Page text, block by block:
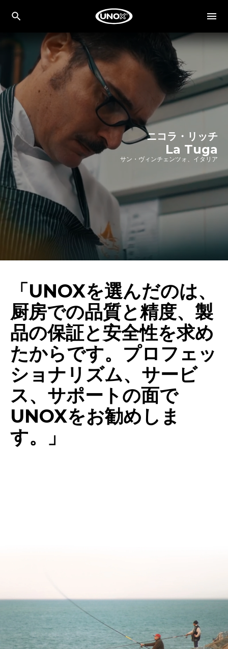
ニコラ・リッチ
La Tuga
サン・ヴィンチェンツォ、イタリア
「UNOXを選んだのは、
厨房での品質と精度、製
品の保証と安全性を求め
たからです。プロフェッ
ショナリズム、サービ
ス、サポートの面で
UNOXをお勧めしま
す。」